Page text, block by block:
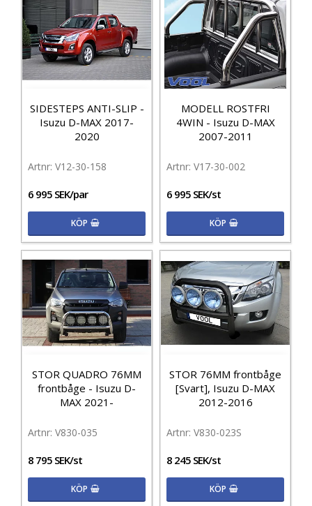
SIDESTEPS ANTI-SLIP -
Isuzu D-MAX 2017-
2020
V12-30-158
6 995 SEK/par
KÖP
MODELL ROSTFRI
4WIN - Isuzu D-MAX
2007-2011
V17-30-002
6 995 SEK/st
KÖP
STOR QUADRO 76MM
frontbåge - Isuzu D-
MAX 2021-
V830-035
8 795 SEK/st
KÖP
STOR 76MM frontbåge
[Svart], Isuzu D-MAX
2012-2016
V830-023S
8 245 SEK/st
KÖP